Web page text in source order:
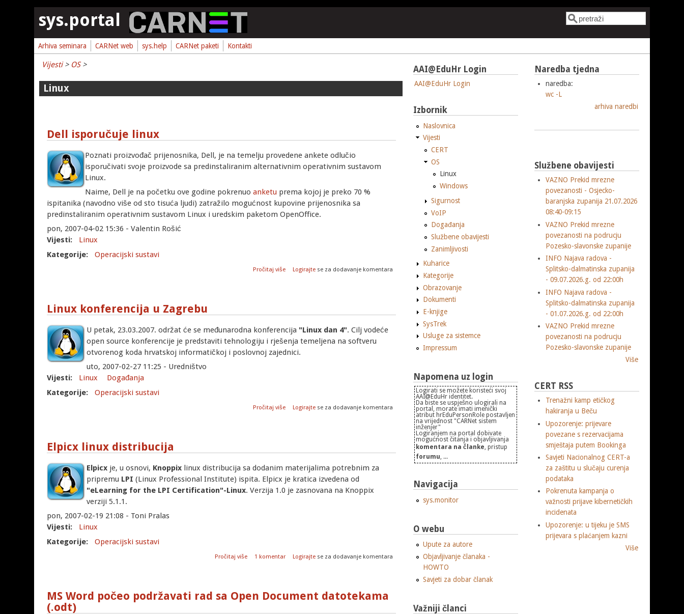
sys.portal Obrazac pretrage
Pretraga
Arhiva seminara CARNet web sys.help CARNet paketi Kontakti
Vijesti> OS>
Linux
Dell isporučuje linux
Poznati proizvođač prijenosnika, Dell, je na temelju provedene ankete odlučio
isporučivati svoje proizvode sa predinstaliranim alternativnim operativnim sustavom
Linux.
Naime, Dell je na početku ove godine pokrenuoanketu prema kojoj je preko 70 %
ispitanika (navodno više od sto tisuća ljudi) zatražilo mogućnost kupovine prijenosnika sa
predinstaliranim operativnim sustavom Linux i uredskim paketom OpenOffice.
pon, 2007-04-02 15:36 - Valentin Rošić
Vijesti:
Linux
Kategorije:
Operacijski sustavi
Pročitaj više o Dell isporučuje linux
Logirajte se za dodavanje komentara
Linux konferencija u Zagrebu
U petak, 23.03.2007. održat će se međunarodna konferencija "Linux dan 4". Cilj vodeće
open source konferencije je predstaviti tehnologiju i rješenja temeljena na softveru
otvorenog koda hrvatskoj informatičkoj i poslovnoj zajednici.
uto, 2007-02-27 11:25 - Uredništvo
Vijesti:
Linux
Događanja
Kategorije:
Operacijski sustavi
Pročitaj više o Linux konferencija u Zagrebu
Logirajte se za dodavanje komentara
Elpicx linux distribucija
Elpicx je, u osnovi, Knoppix linux distribucija sa dodanim materijalima potrebnim za
pripremu LPI (Linux Professional Institute) ispita. Elpicx je kratica izvedena od
"eLearning for the LPI Certification"-Linux. Verzija 1.0 je zasnovana na Knoppix
verziji 5.1.1.
pon, 2007-02-19 21:08 - Toni Pralas
Vijesti:
Linux
Kategorije:
Operacijski sustavi
Pročitaj više o Elpicx linux distribucija
1 komentar Logirajte se za dodavanje komentara
MS Word počeo podržavati rad sa Open Document datotekama
(.odt)
AAI@EduHr Login
AAI@EduHr Login
Izbornik
Naslovnica
Vijesti
CERT
OS
Linux
Windows
Sigurnost
VoIP
Događanja
Službene obavijesti
Zanimljivosti
Kuharice
Kategorije
Obrazovanje
Dokumenti
E-knjige
SysTrek
Usluge za sistemce
Impressum
Napomena uz login
Logirati se možete koristeći svoj
AAI@EduHr identitet.
Da biste se uspješno ulogirali na
portal, morate imati imenički
atribut hrEduPersonRole postavljen
na vrijednost "CARNet sistem
inženjer"
Logiranjem na portal dobivate
mogućnost čitanja i objavljivanja
komentara na članke, pristup
forumu, ...
Navigacija
sys.monitor
O webu
Upute za autore
Objavljivanje članaka -
HOWTO
Savjeti za dobar članak
Važniji članci
Naredba tjedna
naredba:
wc -L
arhiva naredbi
Službene obavijesti
VAZNO Prekid mrezne
povezanosti - Osjecko-
baranjska zupanija 21.07.2026
08:40-09:15
VAZNO Prekid mrezne
povezanosti na podrucju
Pozesko-slavonske zupanije
INFO Najava radova -
Splitsko-dalmatinska zupanija
- 09.07.2026.g. od 22:00h
INFO Najava radova -
Splitsko-dalmatinska zupanija
- 01.07.2026.g. od 22:00h
VAZNO Prekid mrezne
povezanosti na podrucju
Pozesko-slavonske zupanije
Više
CERT RSS
Trenažni kamp etičkog
hakiranja u Beču
Upozorenje: prijevare
povezane s rezervacijama
smještaja putem Bookinga
Savjeti Nacionalnog CERT-a
za zaštitu u slučaju curenja
podataka
Pokrenuta kampanja o
važnosti prijave kibernetičkih
incidenata
Upozorenje: u tijeku je SMS
prijevara s plaćanjem kazni
Više